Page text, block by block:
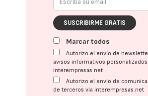
SUSCRIBIRME GRATIS
Marcar todos
Autorizo el envío de
avisos informativos
interempresas.net
Autorizo el envío de
de terceros vía interempresas.net